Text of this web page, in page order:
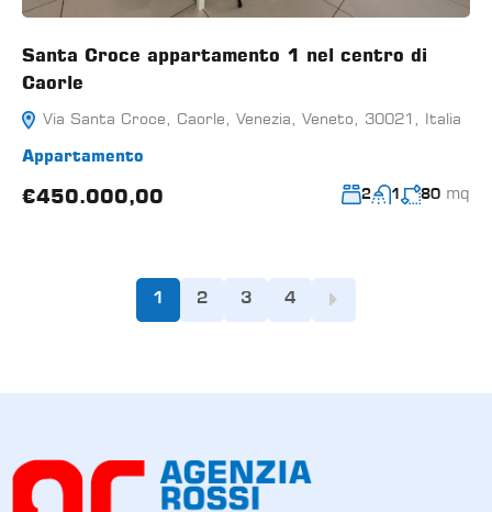
Santa Croce appartamento 1 nel centro di
Caorle
Via Santa Croce, Caorle, Venezia, Veneto, 30021, Italia
Appartamento
€450.000,00 2 1 80 mq
1 2 3 4